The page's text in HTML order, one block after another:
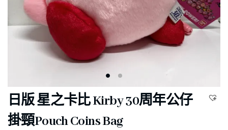
日版 星之卡比 Kirby 30周年公仔
掛頸Pouch Coins Bag